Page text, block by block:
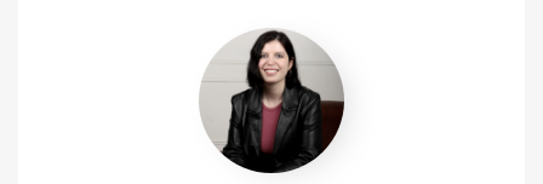
Déborah
Haddad